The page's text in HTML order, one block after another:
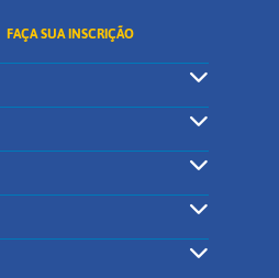
FAÇA SUA INSCRIÇÃO